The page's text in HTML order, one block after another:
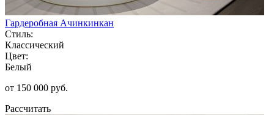
Гардеробная Ачинкинкан
Стиль:
Классический
Цвет:
Белый
от 150 000 руб.
Рассчитать